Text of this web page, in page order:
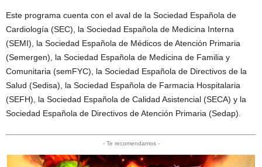
Este programa cuenta con el aval de la Sociedad Española de
Cardiología (SEC), la Sociedad Española de Medicina Interna
(SEMI), la Sociedad Española de Médicos de Atención Primaria
(Semergen), la Sociedad Española de Medicina de Familia y
Comunitaria (semFYC), la Sociedad Española de Directivos de la
Salud (Sedisa), la Sociedad Española de Farmacia Hospitalaria
(SEFH), la Sociedad Española de Calidad Asistencial (SECA) y la
Sociedad Española de Directivos de Atención Primaria (Sedap).
- Te recomendamos -